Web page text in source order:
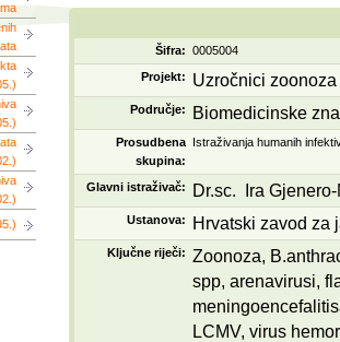
Šifra: 0005004
Projekt:
Uzročnici
Područje: Biomedicinske
Prosudbena
skupina:
Istraživanja humanih
Glavni istraživač: Dr.sc. Ira
Ustanova: Hrvatski zavod za
Ključne riječi: Zoonoza,
spp, arenavirusi,
LCMV, virus